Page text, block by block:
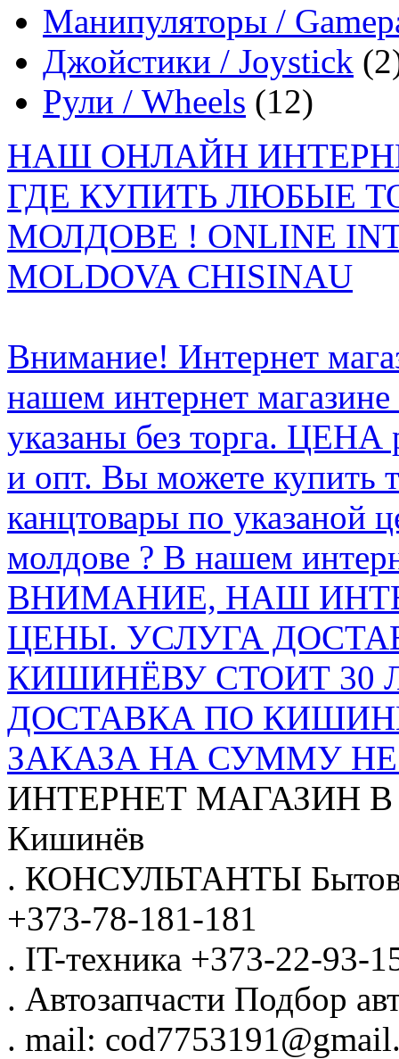
Манипуляторы /
Джойстики / Joystick
Рули / Wheels (12)
НАШ ОНЛАЙН
ГДЕ КУПИТЬ ЛЮБЫЕ
МОЛДОВЕ ! ONLINE
MOLDOVA CHISINAU
Внимание! Интернет
нашем интернет
указаны без торга.
и опт. Вы можете купить
канцтовары по указаной
молдове ? В нашем
ВНИМАНИЕ, НАШ
ЦЕНЫ. УСЛУГА
КИШИНЁВУ СТОИТ 30
ДОСТАВКА ПО
ЗАКАЗА НА СУММУ НЕ
ИНТЕРНЕТ МАГАЗИН
Кишинёв
. КОНСУЛЬТАНТЫ
+373-78-181-181
. IT-техника +373-22-93-
. Автозапчасти Подбор
. mail: